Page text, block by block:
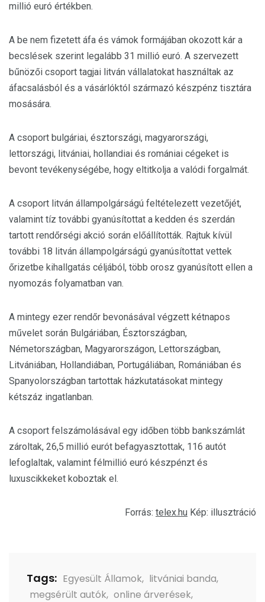
millió euró értékben.
A be nem fizetett áfa és vámok formájában okozott kár a
becslések szerint legalább 31 millió euró. A szervezett
bűnözői csoport tagjai litván vállalatokat használtak az
áfacsalásból és a vásárlóktól származó készpénz tisztára
mosására.
A csoport bulgáriai, észtországi, magyarországi,
lettországi, litvániai, hollandiai és romániai cégeket is
bevont tevékenységébe, hogy eltitkolja a valódi forgalmát.
A csoport litván állampolgárságú feltételezett vezetőjét,
valamint tíz további gyanúsítottat a kedden és szerdán
tartott rendőrségi akció során előállították. Rajtuk kívül
további 18 litván állampolgárságú gyanúsítottat vettek
őrizetbe kihallgatás céljából, több orosz gyanúsított ellen a
nyomozás folyamatban van.
A mintegy ezer rendőr bevonásával végzett kétnapos
művelet során Bulgáriában, Észtországban,
Németországban, Magyarországon, Lettországban,
Litvániában, Hollandiában, Portugáliában, Romániában és
Spanyolországban tartottak házkutatásokat mintegy
kétszáz ingatlanban.
A csoport felszámolásával egy időben több bankszámlát
zároltak, 26,5 millió eurót befagyasztottak, 116 autót
lefoglaltak, valamint félmillió euró készpénzt és
luxuscikkeket koboztak el.
Forrás: telex.hu Kép: illusztráció
Tags: Egyesült Államok, litvániai banda,
megsérült autók, online árverések,